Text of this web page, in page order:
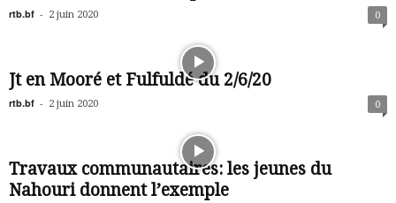
rtb.bf - 2 juin 2020 0
Jt en Mooré et Fulfuldé du 2/6/20
rtb.bf - 2 juin 2020 0
Travaux communautaires: les jeunes du
Nahouri donnent l’exemple